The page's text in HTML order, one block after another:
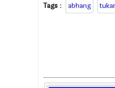
Tags : abhang